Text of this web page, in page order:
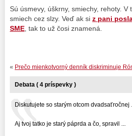
Sú úsmevy, úškrny, smiechy, rehoty.
smiech cez slzy. Veď ak si z pani
SME , tak to už čosi znamená.
« Prečo mienkotvorný denník diskriminuje
Debata ( 4 príspevky )
Diskutujete so starým otcom dvadsaťročnej
Aj tvoj tatko je starý páprda a čo, spravil ...